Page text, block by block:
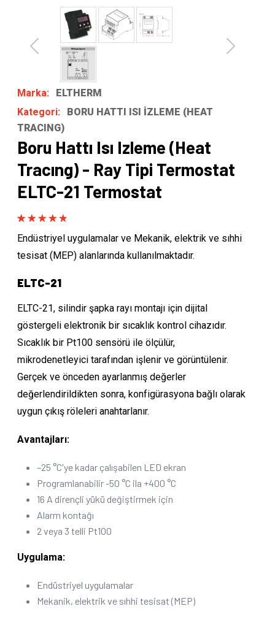
Previous Next
Marka:
ELTHERM
Kategori:
BORU HATTI ISI İZLEME (HEAT
TRACING)
Boru Hattı Isı Izleme (Heat
Tracıng) - Ray Tipi Termostat
ELTC-21 Termostat
out of 5
based on
customer
Endüstriyel uygulamalar ve Mekanik, elektrik ve sıhhi
tesisat (MEP) alanlarında kullanılmaktadır.
ELTC-21
ELTC-21, silindir şapka rayı montajı için dijital
göstergeli elektronik bir sıcaklık kontrol cihazıdır.
Sıcaklık bir Pt100 sensörü ile ölçülür,
mikrodenetleyici tarafından işlenir ve görüntülenir.
Gerçek ve önceden ayarlanmış değerler
değerlendirildikten sonra, konfigürasyona bağlı olarak
uygun çıkış röleleri anahtarlanır.
Avantajları:
–25 °C'ye kadar çalışabilen LED ekran
Programlanabilir -50 °C ila +400 °C
16 A dirençli yükü değiştirmek için
Alarm kontağı
2 veya 3 telli Pt100
Uygulama:
Endüstriyel uygulamalar
Mekanik, elektrik ve sıhhi tesisat (MEP)